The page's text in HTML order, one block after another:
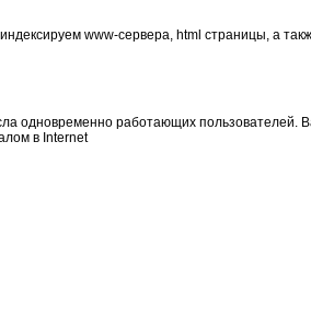
www-сервера, html страницы, а
одновременно работающих пользователей.
в Internet